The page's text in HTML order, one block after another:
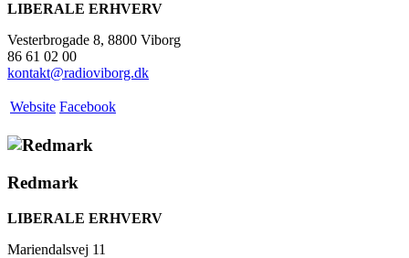
LIBERALE ERHVERV
Vesterbrogade 8, 8800 Viborg
86 61 02 00
kontakt@radioviborg.dk
Website Facebook
Redmark
LIBERALE ERHVERV
Mariendalsvej 11